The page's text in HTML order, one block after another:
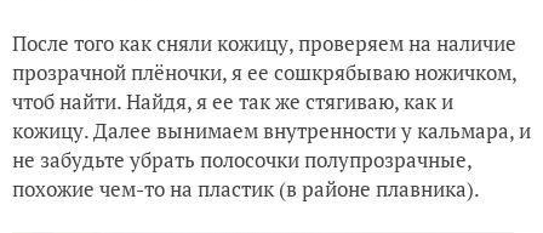
После того как сняли кожицу, проверяем на наличие
прозрачной плёночки, я ее сошкрябываю ножичком,
чтоб найти. Найдя, я ее так же стягиваю, как и
кожицу. Далее вынимаем внутренности у кальмара, и
не забудьте убрать полосочки полупрозрачные,
похожие чем-то на пластик (в районе плавника).